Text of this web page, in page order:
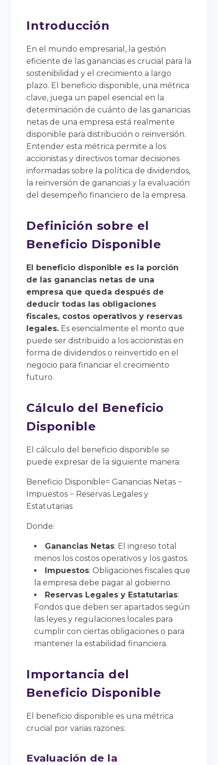
Introducción
En el mundo empresarial, la gestión
eficiente de las ganancias es crucial para la
sostenibilidad y el crecimiento a largo
plazo. El beneficio disponible, una métrica
clave, juega un papel esencial en la
determinación de cuánto de las ganancias
netas de una empresa está realmente
disponible para distribución o reinversión.
Entender esta métrica permite a los
accionistas y directivos tomar decisiones
informadas sobre la política de dividendos,
la reinversión de ganancias y la evaluación
del desempeño financiero de la empresa.
Definición sobre el
Beneficio Disponible
El beneficio disponible es la porción
de las ganancias netas de una
empresa que queda después de
deducir todas las obligaciones
fiscales, costos operativos y reservas
legales. Es esencialmente el monto que
puede ser distribuido a los accionistas en
forma de dividendos o reinvertido en el
negocio para financiar el crecimiento
futuro.
Cálculo del Beneficio
Disponible
El cálculo del beneficio disponible se
puede expresar de la siguiente manera:
Beneficio Disponible= Ganancias Netas −
Impuestos − Reservas Legales y
Estatutarias
Donde:
Ganancias Netas: El ingreso total
menos los costos operativos y los gastos.
Impuestos: Obligaciones fiscales que
la empresa debe pagar al gobierno.
Reservas Legales y Estatutarias:
Fondos que deben ser apartados según
las leyes y regulaciones locales para
cumplir con ciertas obligaciones o para
mantener la estabilidad financiera.
Importancia del
Beneficio Disponible
El beneficio disponible es una métrica
crucial por varias razones:
Evaluación de la